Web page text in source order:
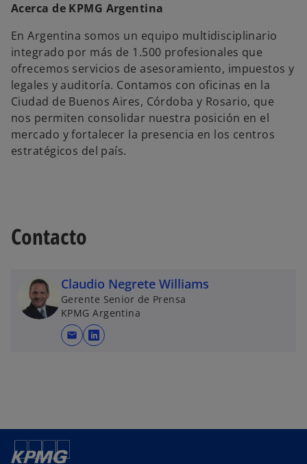
Acerca de KPMG Argentina
En Argentina somos un equipo multidisciplinario
integrado por más de 1.500 profesionales que
ofrecemos servicios de asesoramiento, impuestos y
legales y auditoría. Contamos con oficinas en la
Ciudad de Buenos Aires, Córdoba y Rosario, que
nos permiten consolidar nuestra posición en el
mercado y fortalecer la presencia en los centros
estratégicos del país.
Contacto
Claudio Negrete Williams
Gerente Senior de Prensa
KPMG Argentina
mail
s